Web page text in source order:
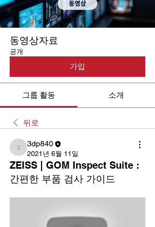
동영상자료
공개
가입
그룹 활동 소개
뒤로
3dp840
3dp840
2021년 6월 11일
ZEISS | GOM Inspect Suite :
간편한 부품 검사 가이드